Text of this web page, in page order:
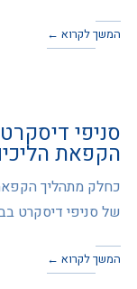
המשך לקרוא ←
סניפי
הקפאת
של סניפי דיסקרט
המשך לקרוא ←